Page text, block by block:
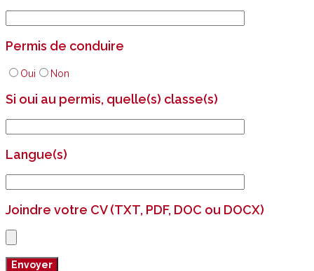
Permis de conduire
Oui Non
Si oui au permis, quelle(s) classe(s)
Langue(s)
Joindre votre CV (TXT, PDF, DOC ou DOCX)